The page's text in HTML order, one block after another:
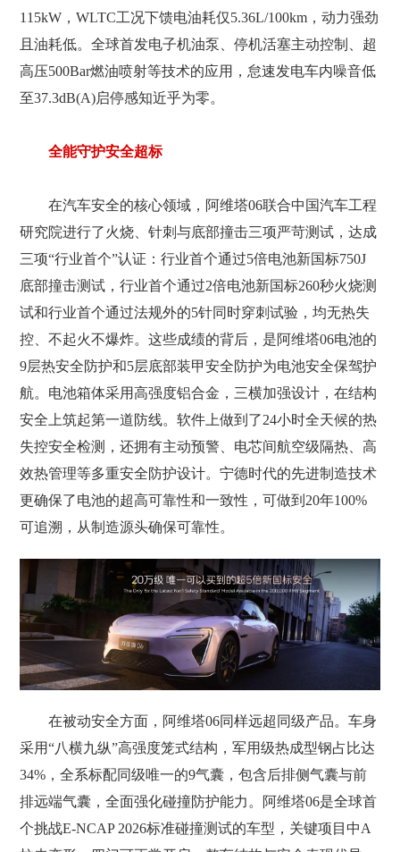
115kW，WLTC工况下馈电油耗仅5.36L/100km，动力强劲
且油耗低。全球首发电子机油泵、停机活塞主动控制、超
高压500Bar燃油喷射等技术的应用，怠速发电车内噪音低
至37.3dB(A)启停感知近乎为零。
全能守护安全超标
在汽车安全的核心领域，阿维塔06联合中国汽车工程
研究院进行了火烧、针刺与底部撞击三项严苛测试，达成
三项“行业首个”认证：行业首个通过5倍电池新国标750J
底部撞击测试，行业首个通过2倍电池新国标260秒火烧测
试和行业首个通过法规外的5针同时穿刺试验，均无热失
控、不起火不爆炸。这些成绩的背后，是阿维塔06电池的
9层热安全防护和5层底部装甲安全防护为电池安全保驾护
航。电池箱体采用高强度铝合金，三横加强设计，在结构
安全上筑起第一道防线。软件上做到了24小时全天候的热
失控安全检测，还拥有主动预警、电芯间航空级隔热、高
效热管理等多重安全防护设计。宁德时代的先进制造技术
更确保了电池的超高可靠性和一致性，可做到20年100%
可追溯，从制造源头确保可靠性。
在被动安全方面，阿维塔06同样远超同级产品。车身
采用“八横九纵”高强度笼式结构，军用级热成型钢占比达
34%，全系标配同级唯一的9气囊，包含后排侧气囊与前
排远端气囊，全面强化碰撞防护能力。阿维塔06是全球首
个挑战E-NCAP 2026标准碰撞测试的车型，关键项目中A